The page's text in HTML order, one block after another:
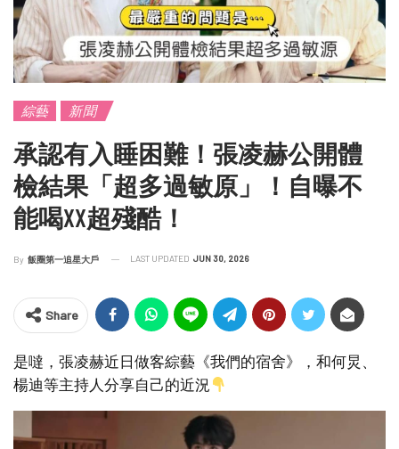
綜藝 新聞
承認有入睡困難！張凌赫公開體
檢結果「超多過敏原」！自曝不
能喝XX超殘酷！
By 飯圈第一追星大戶 LAST UPDATED JUN 30, 2026
Share
是噠，張凌赫近日做客綜藝《我們的宿舍》，和何炅、
楊迪等主持人分享自己的近況